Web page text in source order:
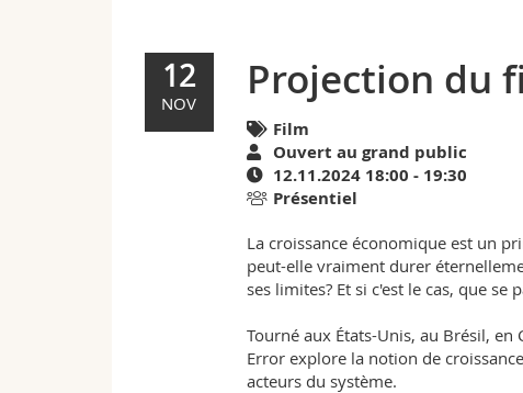
Agenda
l'University
12
NOV Projection du
Film
Ouvert au grand public
12.11.2024 18:00 - 19:30
Présentiel
La croissance économique est un
peut-elle vraiment durer
ses limites? Et si c'est le cas, que se
Tourné aux États-Unis, au Brésil,
Error explore la notion de
acteurs du système.